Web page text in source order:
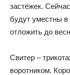
застёжек.
будут уместны в
отложить до
Свитер –
воротником.